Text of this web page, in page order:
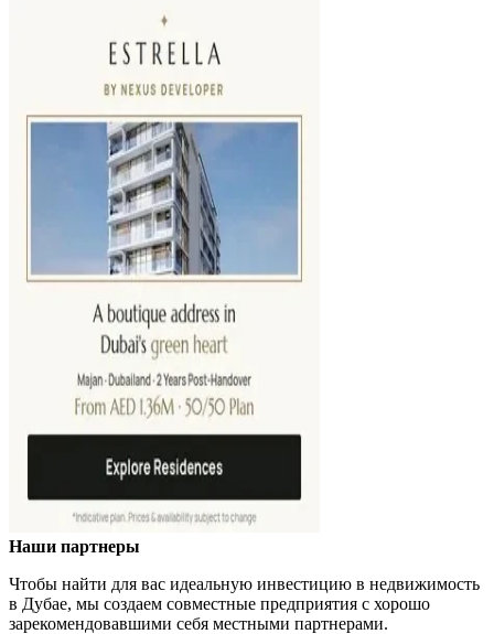
Наши партнеры
Чтобы найти для вас идеальную инвестицию в недвижимость
в Дубае, мы создаем совместные предприятия с хорошо
зарекомендовавшими себя местными партнерами.